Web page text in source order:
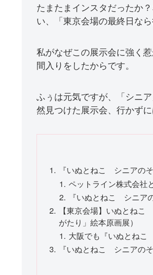
たまたまインスタだったか
い、「東京会場の最終日な
私がなぜこの展示会に強く
間入りをしたからです。
ふぅは元気ですが、「シニ
然見つけた展示会、行かず
『いぬとねこ シニアの
ペットライン株式会社
『いぬとねこ シニア
【東京会場】いぬとね
がたり」絵本原画展）
大阪でも『いぬとね
『いぬとねこ シニアの